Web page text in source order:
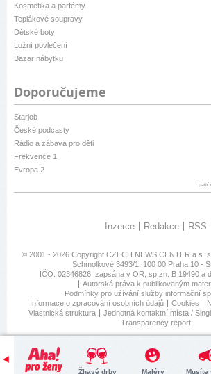
Žhavé drby Maléry Musíte
Kosmetika a parfémy
Teplákové soupravy
Dětské boty
Ložní povlečení
Bazar nábytku
Doporučujeme
Starjob
České podcasty
Rádio a zábava pro děti
Frekvence 1
Evropa 2
Inzerce Redakce RSS
© 2001 - 2026 Copyright CZECH NEWS CENTER a.s.
Schmolkové 3493/1, 100 00 Praha 10 -
IČO: 02346826, zapsána v OR, sp.zn. B 19490 a
Autorská práva k publikovaným
Podmínky pro užívání služby informační
Informace o zpracování osobních údajů
Cookies
Vlastnická struktura
Jednotná kontaktní místa /
Transparency report